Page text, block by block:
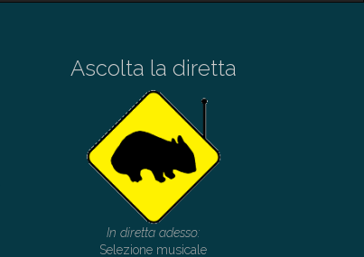
Ascolta la diretta
In diretta adesso:
Selezione musicale